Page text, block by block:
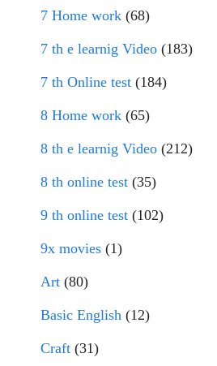
7 Home work (68)
7 th e learnig Video (183)
7 th Online test (184)
8 Home work (65)
8 th e learnig Video (212)
8 th online test (35)
9 th online test (102)
9x movies (1)
Art (80)
Basic English (12)
Craft (31)